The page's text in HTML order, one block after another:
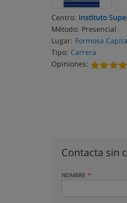
Centro: Instituto
Método: Presencial
Lugar: Formosa
Tipo: Carrera
Opiniones:
Contacta sin
NOMBRE